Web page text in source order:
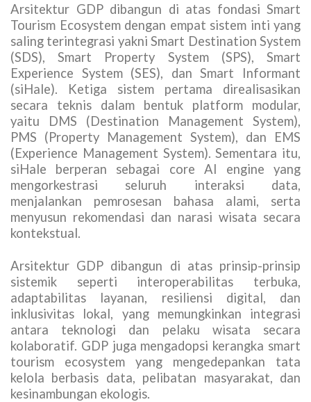
Arsitektur GDP dibangun di atas fondasi Smart
Tourism Ecosystem dengan empat sistem inti yang
saling terintegrasi yakni Smart Destination System
(SDS), Smart Property System (SPS), Smart
Experience System (SES), dan Smart Informant
(siHale). Ketiga sistem pertama direalisasikan
secara teknis dalam bentuk platform modular,
yaitu DMS (Destination Management System),
PMS (Property Management System), dan EMS
(Experience Management System). Sementara itu,
siHale berperan sebagai core AI engine yang
mengorkestrasi seluruh interaksi data,
menjalankan pemrosesan bahasa alami, serta
menyusun rekomendasi dan narasi wisata secara
kontekstual.
Arsitektur GDP dibangun di atas prinsip-prinsip
sistemik seperti interoperabilitas terbuka,
adaptabilitas layanan, resiliensi digital, dan
inklusivitas lokal, yang memungkinkan integrasi
antara teknologi dan pelaku wisata secara
kolaboratif. GDP juga mengadopsi kerangka smart
tourism ecosystem yang mengedepankan tata
kelola berbasis data, pelibatan masyarakat, dan
kesinambungan ekologis.